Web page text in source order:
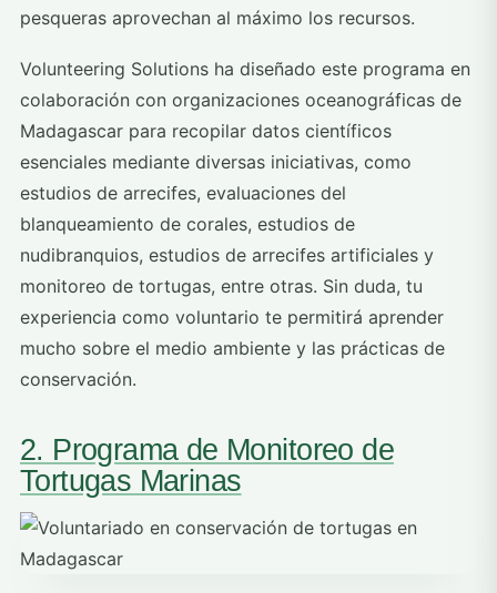
pesqueras aprovechan al máximo los recursos.
Volunteering Solutions ha diseñado este programa en
colaboración con organizaciones oceanográficas de
Madagascar para recopilar datos científicos
esenciales mediante diversas iniciativas, como
estudios de arrecifes, evaluaciones del
blanqueamiento de corales, estudios de
nudibranquios, estudios de arrecifes artificiales y
monitoreo de tortugas, entre otras. Sin duda, tu
experiencia como voluntario te permitirá aprender
mucho sobre el medio ambiente y las prácticas de
conservación.
2. Programa de Monitoreo de
Tortugas Marinas